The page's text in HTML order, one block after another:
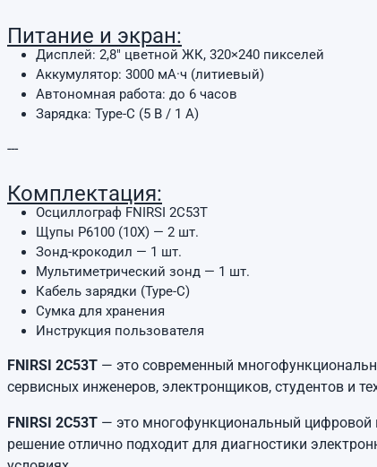
Питание и экран:
Дисплей: 2,8" цветной ЖК, 320×240 пикселей
Аккумулятор: 3000 мА·ч (литиевый)
Автономная работа: до 6 часов
Зарядка: Type-C (5 В / 1 А)
---
Комплектация:
Осциллограф FNIRSI 2C53T
Щупы P6100 (10X) — 2 шт.
Зонд-крокодил — 1 шт.
Мультиметрический зонд — 1 шт.
Кабель зарядки (Type-C)
Сумка для хранения
Инструкция пользователя
FNIRSI 2C53T — это современный
сервисных инженеров, электронщиков, студентов и
FNIRSI 2C53T — это многофункциональный цифровой
решение отлично подходит для диагностики